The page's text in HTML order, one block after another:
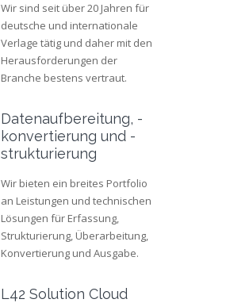
Wir sind seit über 20 Jahren für
deutsche und internationale
Verlage tätig und daher mit den
Herausforderungen der
Branche bestens vertraut.
Datenaufbereitung, -
konvertierung und -
strukturierung
Wir bieten ein breites Portfolio
an Leistungen und technischen
Lösungen für Erfassung,
Strukturierung, Überarbeitung,
Konvertierung und Ausgabe.
L42 Solution Cloud